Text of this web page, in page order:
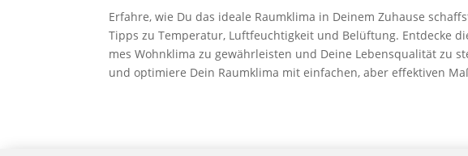
Erfah­re, wie Du das idea­le Raum­kli­ma in Dei­nem Zuhau­se
Tipps zu Tem­pe­ra­tur, Luft­feuch­tig­keit und Belüf­tung. Ent­de­cke
mes Wohn­kli­ma zu gewähr­leis­ten und Dei­ne Lebens­qua­li­tät zu
und opti­mie­re Dein Raum­kli­ma mit ein­fa­chen, aber effek­ti­ven